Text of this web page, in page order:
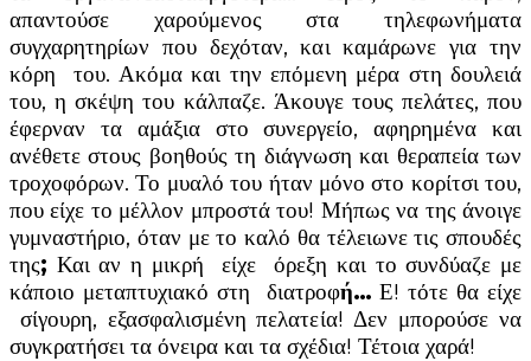
απαντούσε χαρούμενος στα τηλεφωνήματα
συγχαρητηρίων που δεχόταν, και καμάρωνε για την
κόρη του. Ακόμα και την επόμενη μέρα στη δουλειά
του, η σκέψη του κάλπαζε. Άκουγε τους πελάτες, που
έφερναν τα αμάξια στο συνεργείο, αφηρημένα και
ανέθετε στους βοηθούς τη διάγνωση και θεραπεία των
τροχοφόρων. Το μυαλό του ήταν μόνο στο κορίτσι του,
που είχε το μέλλον μπροστά του! Μήπως να της άνοιγε
γυμναστήριο, όταν με το καλό θα τέλειωνε τις σπουδές
της; Και αν η μικρή είχε όρεξη και το συνδύαζε με
κάποιο μεταπτυχιακό στη διατροφή…Ε! τότε θα είχε
σίγουρη, εξασφαλισμένη πελατεία! Δεν μπορούσε να
συγκρατήσει τα όνειρα και τα σχέδια! Τέτοια χαρά!